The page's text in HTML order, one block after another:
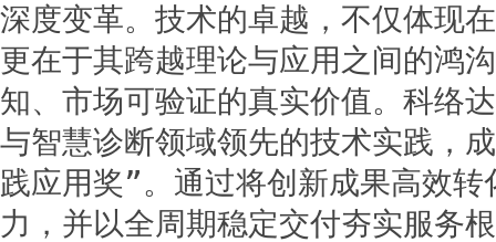
深度变革。技术的卓越，不仅体现
更在于其跨越理论与应用之间的鸿
知、市场可验证的真实价值。科络
与智慧诊断领域领先的技术实践，
践应用奖”。通过将创新成果高效
力，并以全周期稳定交付夯实服务